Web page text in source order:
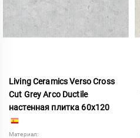
Living Ceramics Verso Cross
Cut Grey Arco Ductile
настенная плитка 60x120
Материал: